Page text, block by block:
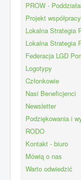
PROW -
Projekt
Lokalna Strategia
Lokalna Strategia
Federacja LGD
Logotypy
Członkowie
Nasi Beneficjenci
Newsletter
Podziękowania i
RODO
Kontakt - biuro
Mówią o nas
Warto odwiedzić